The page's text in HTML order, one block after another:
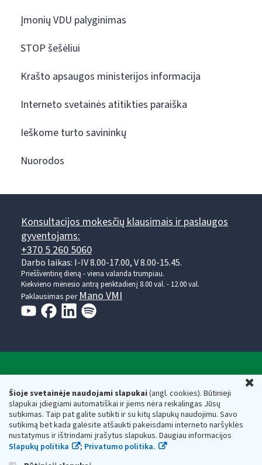
Šioje svetainėje naudojami slapukai(angl. cookies). Būtinieji
slapukai įdiegiami automatiškai ir jiems nėra reikalingas Jūsų
sutikimas. Taip pat galite sutikti ir su kitų slapukų naudojimu. Savo
sutikimą bet kada galėsite atšaukti pakeisdami interneto naršyklės
nustatymus ir ištrindami įrašytus slapukus. Daugiau informacijos
Slapukų politika
; Privatumo politika.
Įmonių VDU palyginimas
STOP šešėliui
Krašto apsaugos ministerijos informacija
Interneto svetainės atitikties paraiška
Ieškome turto savininkų
Nuorodos
Konsultacijos mokesčių klausimais ir paslaugos
gyventojams:
+370 5 260 5060
Darbo laikas: I-IV 8.00-17.00, V 8.00-15.45.
Prieššventinę dieną - viena valanda trumpiau.
Kiekvieno mėnesio antrą penktadienį 8.00 val. - 12.00 val.
Paklausimas per Mano VMI
Respublikos finansų ministerijos
Biudžetinė įstaiga. Juridinio asmens kodas — 188659752,
adresas: Vasario 16-osios g. 14, 01107 Vilnius, Lietuva, el.paštas:
vmi@vmi.lt, E. pristatymo dėžutės adresas 188659752
Duomenys apie Valstybinę mokesčių inspekciją prie Lietuvos
Respublikos finansų ministerijos kaupiami ir saugomi Juridinių